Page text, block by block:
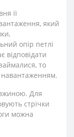
її
який
опір петлі
відповідати
то
навантаженням.
Для
стрічки
можна